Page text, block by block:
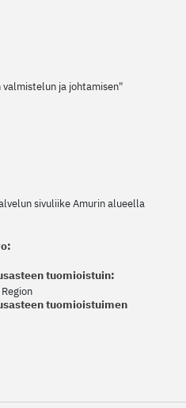
ja johtamisen"
sivuliike Amurin alueella
tuomioistuin:
tuomioistuimen